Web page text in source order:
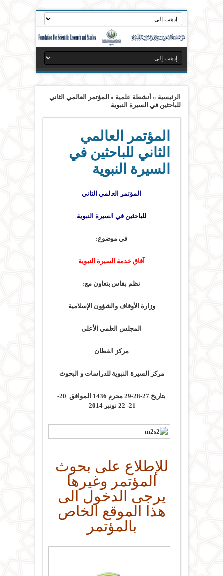
الرئيسية » أنشطة علمية » المؤتمر العالمي الثاني
للباحثين في السيرة النبوية
المؤتمر العالمي
الثاني للباحثين في
السيرة النبوية
المؤتمر العالمي الثاني
للباحثين في السيرة النبوية
في موضوع:
آفاق خدمة السيرة النبوية
نظم بفاس بتعاون مع:
وزارة الأوقاف والشؤون الإسلامية
المجلس العلمي الأعلى
مركز القطان
مركز السيرة النبوية للدراسات و البحوث
بتاريخ 2
7-28-29 محرم 1436 الموافق 20-
21- 22 نونبر 2
014
للإطلاع على بحوث
المؤتمر وغيرها
يرجى الدخول الى
هذا الموقع الخاص
بالمؤتمر